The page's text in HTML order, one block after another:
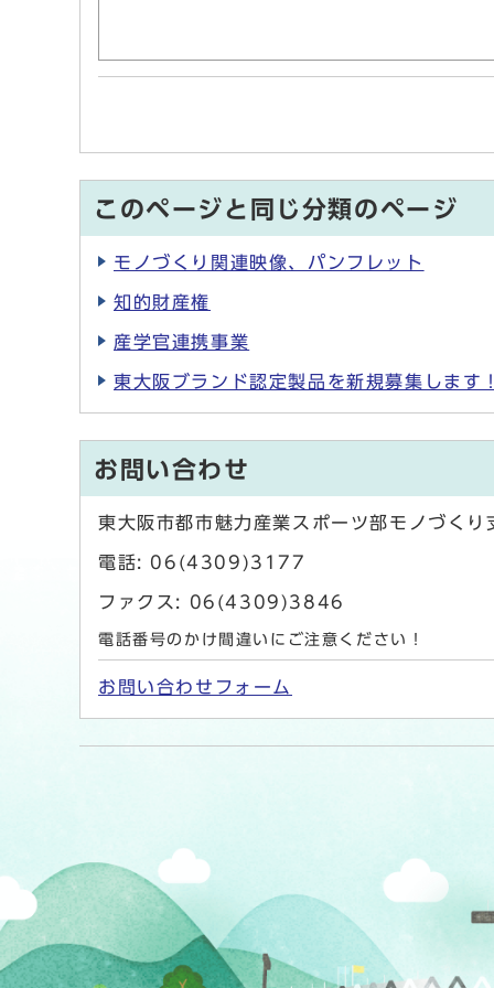
このページと同じ分類のページ
モノづくり関連映像、パンフレット
知的財産権
産学官連携事業
東大阪ブランド認定製品を新規募集します
お問い合わせ
東大阪市都市魅力産業スポーツ部モノづくり
電話: 06(4309)3177
ファクス: 06(4309)3846
電話番号のかけ間違いにご注意ください！
お問い合わせフォーム